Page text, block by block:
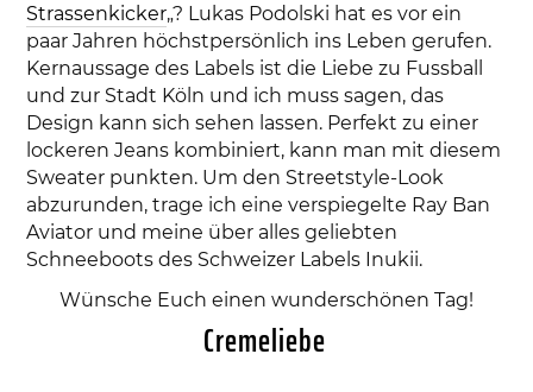
Strassenkicker„? Lukas Podolski hat es vor ein
paar Jahren höchstpersönlich ins Leben gerufen.
Kernaussage des Labels ist die Liebe zu Fussball
und zur Stadt Köln und ich muss sagen, das
Design kann sich sehen lassen. Perfekt zu einer
lockeren Jeans kombiniert, kann man mit diesem
Sweater punkten. Um den Streetstyle-Look
abzurunden, trage ich eine verspiegelte Ray Ban
Aviator und meine über alles geliebten
Schneeboots des Schweizer Labels Inukii.
Wünsche Euch einen wunderschönen Tag!
Cremeliebe